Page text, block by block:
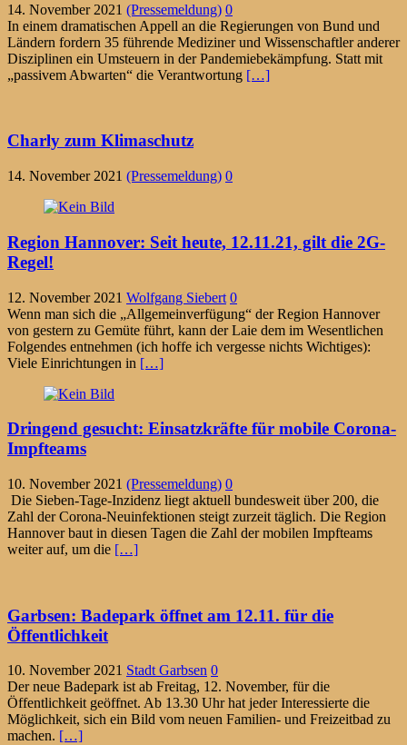
14. November 2021 (Pressemeldung) 0
In einem dramatischen Appell an die Regierungen von Bund und
Ländern fordern 35 führende Mediziner und Wissenschaftler anderer
Disziplinen ein Umsteuern in der Pandemiebekämpfung. Statt mit
„passivem Abwarten“ die Verantwortung […]
Charly zum Klimaschutz
14. November 2021 (Pressemeldung) 0
Region Hannover: Seit heute, 12.11.21, gilt die 2G-
Regel!
12. November 2021 Wolfgang Siebert 0
Wenn man sich die „Allgemeinverfügung“ der Region Hannover
von gestern zu Gemüte führt, kann der Laie dem im Wesentlichen
Folgendes entnehmen (ich hoffe ich vergesse nichts Wichtiges):
Viele Einrichtungen in […]
Dringend gesucht: Einsatzkräfte für mobile Corona-
Impfteams
10. November 2021 (Pressemeldung) 0
Die Sieben-Tage-Inzidenz liegt aktuell bundesweit über 200, die
Zahl der Corona-Neuinfektionen steigt zurzeit täglich. Die Region
Hannover baut in diesen Tagen die Zahl der mobilen Impfteams
weiter auf, um die […]
Garbsen: Badepark öffnet am 12.11. für die
Öffentlichkeit
10. November 2021 Stadt Garbsen 0
Der neue Badepark ist ab Freitag, 12. November, für die
Öffentlichkeit geöffnet. Ab 13.30 Uhr hat jeder Interessierte die
Möglichkeit, sich ein Bild vom neuen Familien- und Freizeitbad zu
machen. […]